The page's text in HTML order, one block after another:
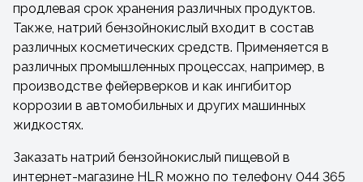
продлевая срок хранения различных продуктов.
Также, натрий бензойнокислый входит в состав
различных косметических средств. Применяется в
различных промышленных процессах, например, в
производстве фейерверков и как ингибитор
коррозии в автомобильных и других машинных
жидкостях.
Заказать натрий бензойнокислый пищевой в
интернет-магазине HLR можно по телефону 044 365